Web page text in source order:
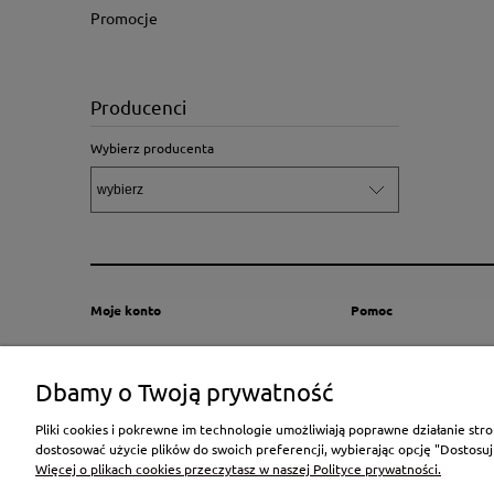
Promocje
Producenci
Wybierz producenta
Moje konto
Twoje zamówienia
Przechowalnia
Pomoc
Zalecenia dotyczące
Zoologicznego"
Zwroty i reklamacje
Pytania i odpowiedzi
Dbamy o Twoją prywatność
Pliki cookies i pokrewne im technologie umożliwiają poprawne działanie
dostosować użycie plików do swoich preferencji, wybierając opcję
Więcej o plikach cookies przeczytasz w naszej Polityce prywatności.